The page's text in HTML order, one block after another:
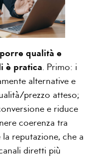
qualità e
è pratica. Primo: i
alternative e
prezzo atteso;
e riduce
coerenza tra
reputazione, che a
diretti più